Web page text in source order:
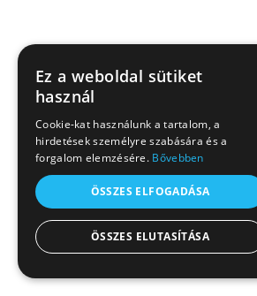
Ez a weboldal sütiket
használ
Cookie-kat használunk a tartalom, a
hirdetések személyre szabására és a
forgalom elemzésére. Bővebben
ÖSSZES ELFOGADÁSA
ÖSSZES ELUTASÍTÁSA